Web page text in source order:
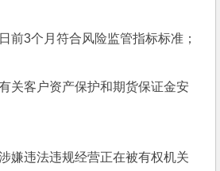
3个月符合风险监管指标标准；
客户资产保护和期货保证金安
违法违规经营正在被有权机关